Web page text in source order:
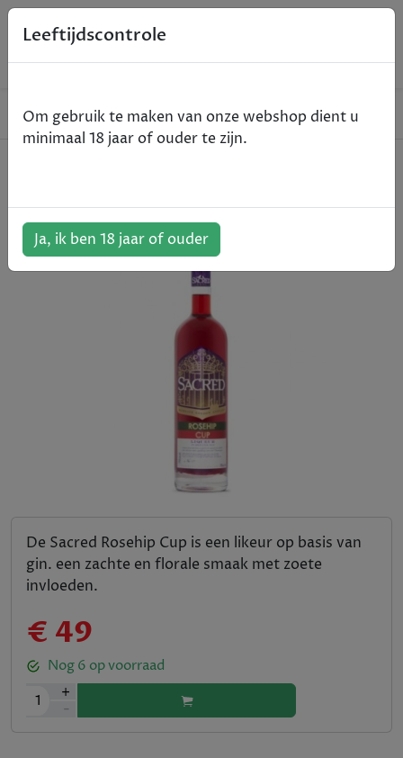
Home Gin Sacred Roseship Cup - 75cl
De Sacred Rosehip Cup is een likeur op basis van
gin. een zachte en florale smaak met zoete
invloeden.
€ 49
Nog6 op voorraad
1
+
-
Leeftijdscontrole
Om gebruik te maken van onze webshop dient u
minimaal 18 jaar of ouder te zijn.
Ja, ik ben 18 jaar of ouder